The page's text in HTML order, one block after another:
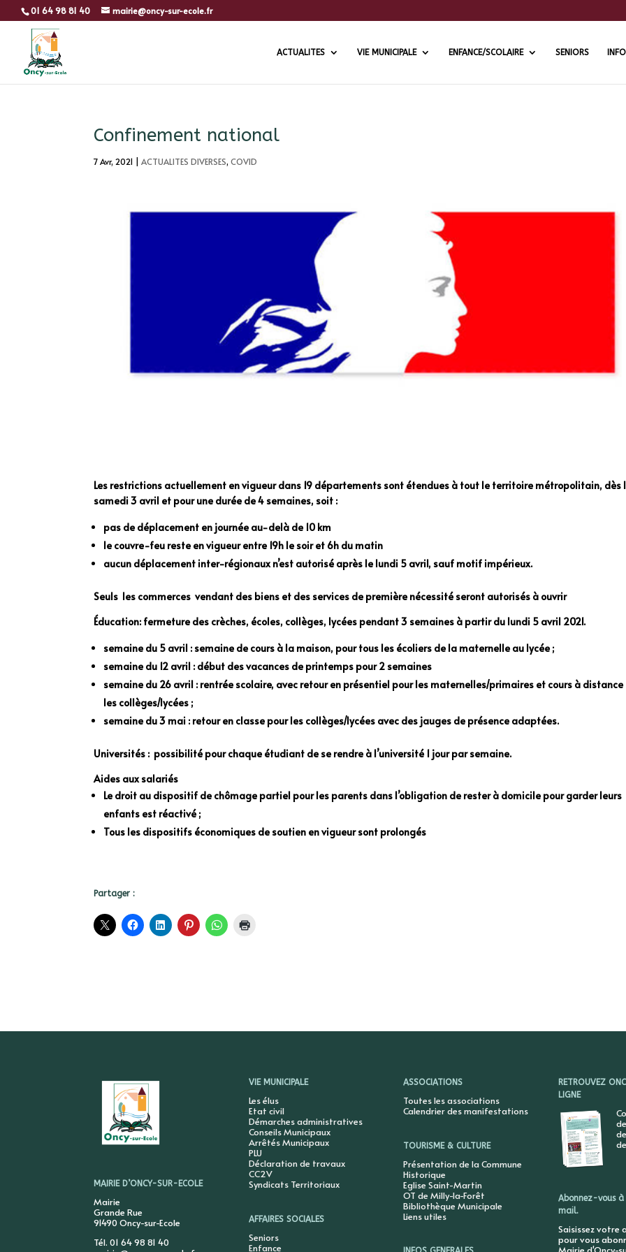
01 64 98 81 40 mairie@oncy-sur-ecole.fr
ACTUALITES VIE MUNICIPALE ENFANCE/SCOLAIRE SENIORS
Confinement national
7 Avr, 2021 |ACTUALITES DIVERSES,COVID
Les restrictions actuellement en vigueur dans 19 départements sont étendues à tout le territoire métropolitain, dès
samedi 3 avril et pour une durée de 4 semaines, soit :
pas de déplacement en journée au-delà de 10 km
le couvre-feu reste en vigueur entre 19h le soir et 6h du matin
aucun déplacement inter-régionaux n’est autorisé après le lundi 5 avril, sauf motif impérieux.
Seuls les commerces vendant des biens et des services de première nécessité seront autorisés à ouvrir
Éducation: fermeture des crèches, écoles, collèges, lycées pendant 3 semaines à partir du lundi 5 avril 2021.
semaine du 5 avril : semaine de cours à la maison, pour tous les écoliers de la maternelle au lycée ;
semaine du 12 avril : début des vacances de printemps pour 2 semaines
semaine du 26 avril : rentrée scolaire, avec retour en présentiel pour les maternelles/primaires et cours à distance
les collèges/lycées ;
semaine du 3 mai : retour en classe pour les collèges/lycées avec des jauges de présence adaptées.
Universités : possibilité pour chaque étudiant de se rendre à l’université 1 jour par semaine.
Aides aux salariés
Le droit au dispositif de chômage partiel pour les parents dans l’obligation de rester à domicile pour garder leurs
enfants est réactivé ;
Tous les dispositifs économiques de soutien en vigueur sont prolongés
Partager :
MAIRIE D’ONCY-SUR-ECOLE
Mairie
Grande Rue
91490 Oncy-sur-Ecole
Tél. 01 64 98 81 40
VIE MUNICIPALE
Les élus
Etat civil
Démarches administratives
Conseils Municipaux
Arrêtés Municipaux
PLU
Déclaration de travaux
CC2V
Syndicats Territoriaux
AFFAIRES SOCIALES
Seniors
Enfance
ASSOCIATIONS
Toutes les associations
Calendrier des manifestations
TOURISME & CULTURE
Présentation de la Commune
Historique
Eglise Saint-Martin
OT de Milly-la-Forêt
Bibliothèque Municipale
Liens utiles
RETROUVEZ
LIGNE
Abonnez-vous
mail.
Saisissez votre
pour vous